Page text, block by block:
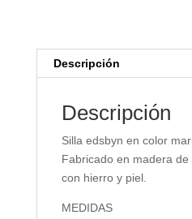
Descripción
Descripción
Silla edsbyn en color
Fabricado en madera
con hierro y piel.
MEDIDAS